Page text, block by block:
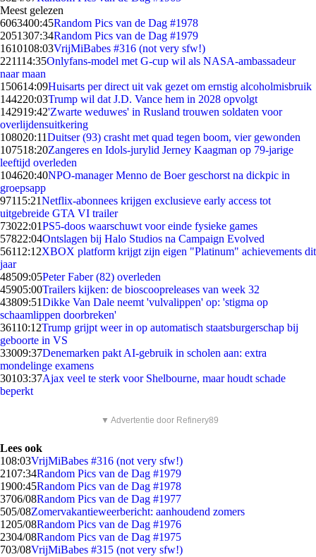
Meest gelezen
6063400:45Random Pics van de Dag #1978
2051307:34Random Pics van de Dag #1979
1610108:03VrijMiBabes #316 (not very sfw!)
221114:35Onlyfans-model met G-cup wil als NASA-ambassadeur
naar maan
150614:09Huisarts per direct uit vak gezet om ernstig alcoholmisbruik
144220:03Trump wil dat J.D. Vance hem in 2028 opvolgt
142919:42'Zwarte weduwes' in Rusland trouwen soldaten voor
overlijdensuitkering
108020:11Duitser (93) crasht met quad tegen boom, vier gewonden
107518:20Zangeres en Idols-jurylid Jerney Kaagman op 79-jarige
leeftijd overleden
104620:40NPO-manager Menno de Boer geschorst na dickpic in
groepsapp
97115:21Netflix-abonnees krijgen exclusieve early access tot
uitgebreide GTA VI trailer
73022:01PS5-doos waarschuwt voor einde fysieke games
57822:04Ontslagen bij Halo Studios na Campaign Evolved
56112:12XBOX platform krijgt zijn eigen "Platinum" achievements dit
jaar
48509:05Peter Faber (82) overleden
45905:00Trailers kijken: de bioscoopreleases van week 32
43809:51Dikke Van Dale neemt 'vulvalippen' op: 'stigma op
schaamlippen doorbreken'
36110:12Trump grijpt weer in op automatisch staatsburgerschap bij
geboorte in VS
33009:37Denemarken pakt AI-gebruik in scholen aan: extra
mondelinge examens
30103:37Ajax veel te sterk voor Shelbourne, maar houdt schade
beperkt
▼ Advertentie door Refinery89
Lees ook
108:03VrijMiBabes #316 (not very sfw!)
2107:34Random Pics van de Dag #1979
1900:45Random Pics van de Dag #1978
3706/08Random Pics van de Dag #1977
505/08Zomervakantieweerbericht: aanhoudend zomers
1205/08Random Pics van de Dag #1976
2304/08Random Pics van de Dag #1975
703/08VrijMiBabes #315 (not very sfw!)